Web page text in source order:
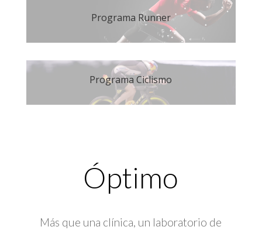
Programa Runner
Programa Ciclismo
Óptimo
Más que una clínica, un laboratorio de